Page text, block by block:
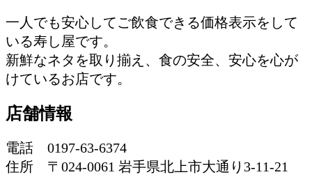
一人でも安心してご飲食できる価格表示をして
いる寿し屋です。
新鮮なネタを取り揃え、食の安全、安心を心が
けているお店です。
店舗情報
電話 0197-63-6374
住所 〒024-0061 岩手県北上市大通り3-11-21